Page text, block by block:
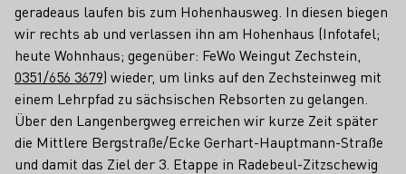
geradeaus laufen bis zum Hohenhausweg. In diesen biegen
wir rechts ab und verlassen ihn am Hohenhaus (Infotafel;
heute Wohnhaus; gegenüber: FeWo Weingut Zechstein,
0351/656 3679) wieder, um links auf den Zechsteinweg mit
einem Lehrpfad zu sächsischen Rebsorten zu gelangen.
Über den Langenbergweg erreichen wir kurze Zeit später
die Mittlere Bergstraße/Ecke Gerhart-Hauptmann-Straße
und damit das Ziel der 3. Etappe in Radebeul-Zitzschewig